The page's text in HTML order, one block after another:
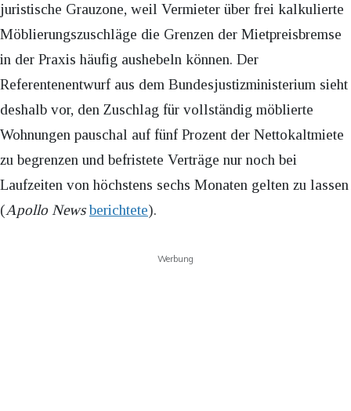
juristische Grauzone, weil Vermieter über frei kalkulierte
Möblierungszuschläge die Grenzen der Mietpreisbremse
in der Praxis häufig aushebeln können. Der
Referentenentwurf aus dem Bundesjustizministerium sieht
deshalb vor, den Zuschlag für vollständig möblierte
Wohnungen pauschal auf fünf Prozent der Nettokaltmiete
zu begrenzen und befristete Verträge nur noch bei
Laufzeiten von höchstens sechs Monaten gelten zu lassen
(Apollo News berichtete).
Werbung